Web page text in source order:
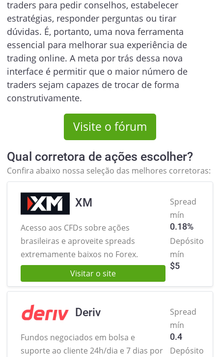
traders para pedir conselhos, estabelecer
estratégias, responder perguntas ou tirar
dúvidas. É, portanto, uma nova ferramenta
essencial para melhorar sua experiência de
trading online. A meta por trás dessa nova
interface é permitir que o maior número de
traders sejam capazes de trocar de forma
construtivamente.
Visite o fórum
Qual corretora de ações escolher?
Confira abaixo nossa seleção das melhores corretoras:
XM
Acesso aos CFDs sobre ações
brasileiras e aproveite spreads
extremamente baixos no Forex.
Visitar o site
Spread
mín
0.18%
Depósito
mín
$5
Deriv
Fundos negociados em bolsa e
suporte ao cliente 24h/dia e 7 dias por
Spread
mín
0.4
Depósito